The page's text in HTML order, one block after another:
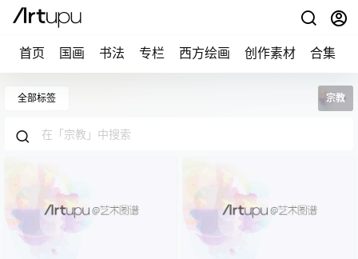
首页 国画 书法 专栏 西方绘画 创作素材 合集
全部标签 宗教